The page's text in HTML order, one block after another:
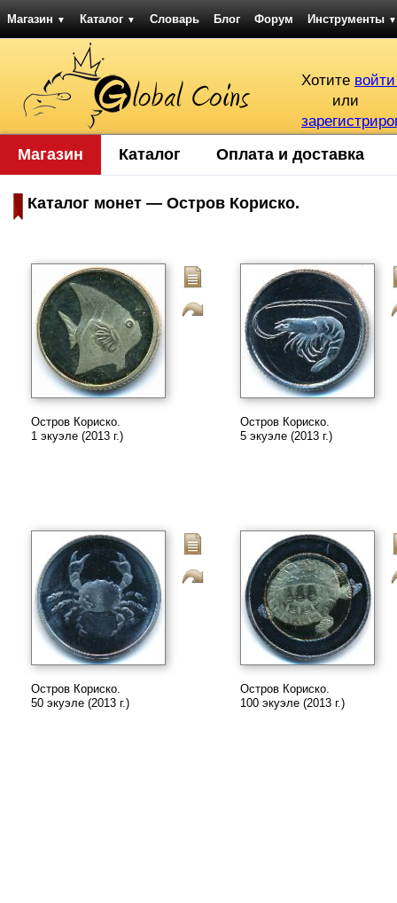
Магазин ▼ Каталог ▼ Словарь Блог Форум Инструменты ▼
Хотите
или
Магазин Каталог Оплата и доставка
Каталог монет — Остров Кориско.
Остров Кориско.
1 экуэле (2013 г.)
Остров Кориско.
5 экуэле (2013 г.)
Остров Кориско.
50 экуэле (2013 г.)
Остров Кориско.
100 экуэле (2013 г.)